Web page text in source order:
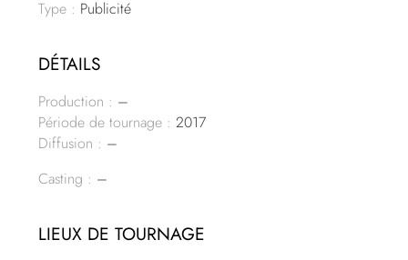
Type : Publicité
DÉTAILS
Production : –
Période de tournage : 2017
Diffusion : –
Casting : –
LIEUX DE TOURNAGE